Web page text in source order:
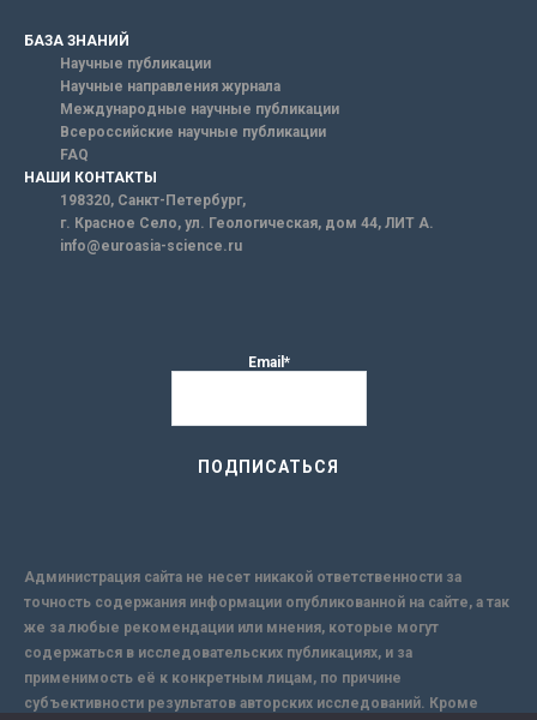
БАЗА ЗНАНИЙ
Научные публикации
Научные направления журнала
Международные научные публикации
Всероссийские научные публикации
FAQ
НАШИ КОНТАКТЫ
198320, Санкт-Петербург,
г. Красное Село, ул. Геологическая, дом 44, ЛИТ А.
info@euroasia-science.ru
Email*
Администрация сайта не несет никакой ответственности за
точность содержания информации опубликованной на сайте, а так
же за любые рекомендации или мнения, которые могут
содержаться в исследовательских публикациях, и за
применимость её к конкретным лицам, по причине
субъективности результатов авторских исследований. Кроме